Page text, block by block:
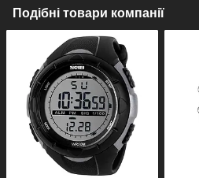
Подібні товари компанії